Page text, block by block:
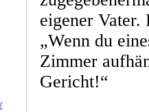
eigener Vater.
„Wenn du
Zimmer
Gericht!“